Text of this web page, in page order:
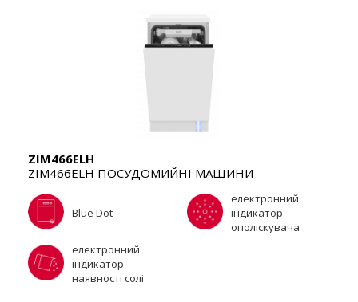
ZIM466ELH
ZIM466ELH ПОСУДОМИЙНІ МАШИНИ
Blue Dot
електронний
індикатор
ополіскувача
електронний
індикатор
наявності солі